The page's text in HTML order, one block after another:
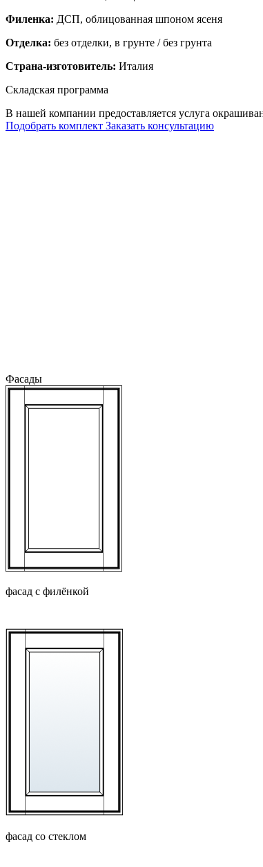
Филенка: ДСП, облицованная шпоном ясеня
Отделка: без отделки, в грунте / без грунта
Страна-изготовитель: Италия
Складская программа
В нашей компании предоставляется услуга
Подобрать комплект Заказать консультацию
Фасады
фасад с филёнкой
фасад со стеклом